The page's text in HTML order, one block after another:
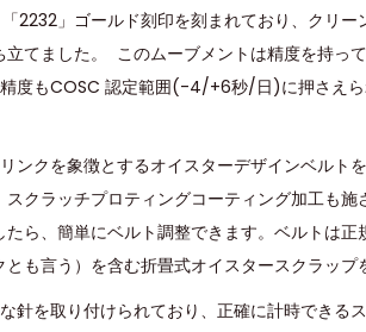
2232」ゴールド刻印を刻まれており、クリ
てました。 このムーブメントは精度を持っ
度もCOSC 認定範囲(-4/+6秒/日)に押さえ
ンクを象徴とするオイスターデザインベルト
クラッチプロティングコーティング加工も施
ら、簡単にベルト調整できます。ベルトは正
も言う）を含む折畳式オイスタースクラップ
針を取り付けられており、正確に計時できる